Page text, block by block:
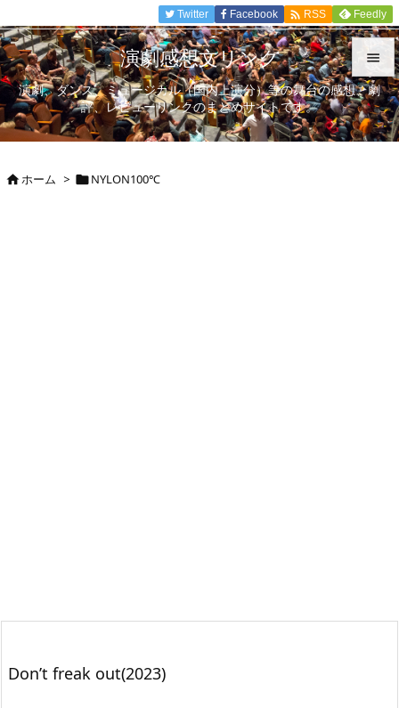


メニュ

Twitter Facebook  RSS Feedly
演劇感想文リンク
演劇、ダンス、ミュージカル（国内上演分）等の舞台の感想、劇
評、レビューリンクのまとめサイトです。
ホーム > NYLON100℃
Don’t freak out(2023)